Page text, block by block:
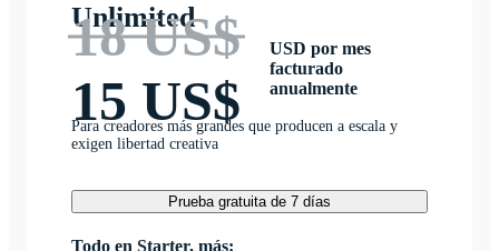
Unlimited
18 US$
15 US$
USD por mes
facturado
anualmente
Para creadores más grandes que producen a escala y
exigen libertad creativa
Prueba gratuita de 7 días
Todo en Starter, más: